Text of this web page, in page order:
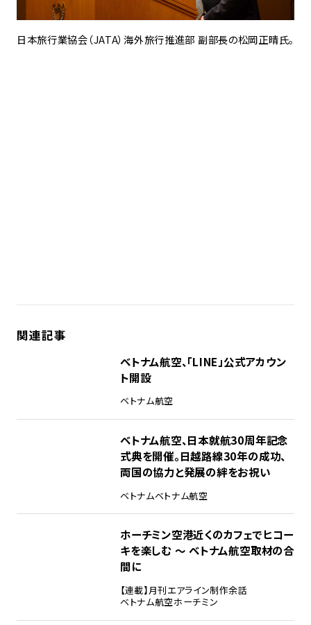
日本旅行業協会（JATA）海外旅行推進部 副部長の松岡正晴氏。
関連記事
ベトナム航空、「LINE」公式アカウン
ト開設
ベトナム航空
ベトナム航空、日本就航30周年記念
式典を開催。日越路線30年の成功、
両国の協力と発展の絆をお祝い
ベトナムベトナム航空
ホーチミン空港近くのカフェでヒコー
キを楽しむ ～ ベトナム航空取材の合
間に
【連載】月刊エアライン制作余話
ベトナム航空ホーチミン